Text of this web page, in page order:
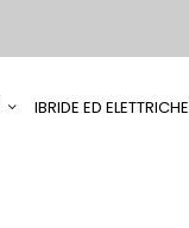
IBRIDE ED ELETTRICHE